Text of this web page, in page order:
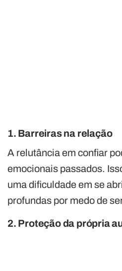
1. Barreiras na relação
A relutância em confiar
emocionais passados.
uma dificuldade em se
profundas por medo de
2. Proteção da própria